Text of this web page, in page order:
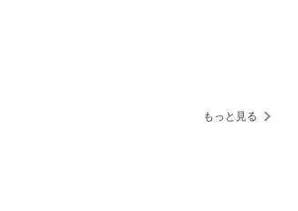
もっと見る